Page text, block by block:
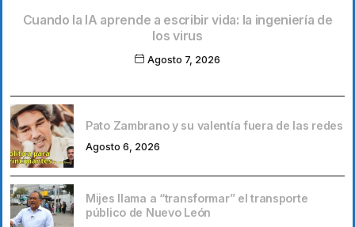
Cuando la IA aprende a escribir vida: la ingeniería de
los virus
Agosto 7, 2026
Pato Zambrano y su valentía fuera de las redes
Agosto 6, 2026
Mijes llama a “transformar” el transporte
público de Nuevo León